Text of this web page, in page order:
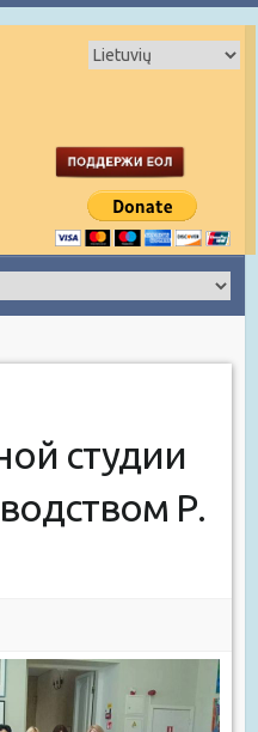
студии
Р.